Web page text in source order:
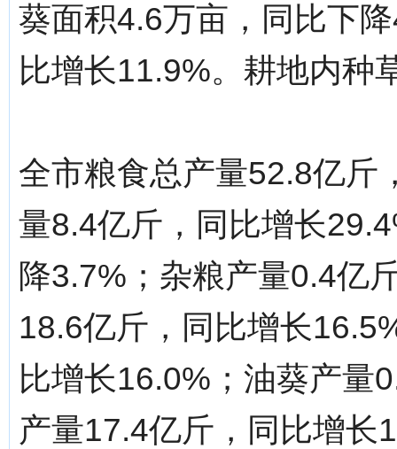
葵面积4.6万亩，同比下
比增长11.9%。耕地内种
全市粮食总产量52.8亿斤
量8.4亿斤，同比增长
降3.7%；杂粮产量0.4亿
18.6亿斤，同比增长
比增长16.0%；油葵产量
产量17.4亿斤，同比增长